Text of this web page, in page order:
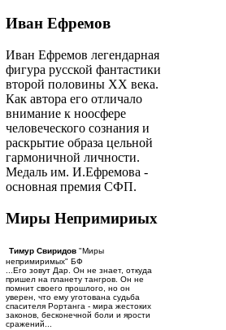
Иван Ефремов
Иван Ефремов легендарная
фигура русской фантастики
второй половины ХХ века.
Как автора его отличало
внимание к ноосфере
человеческого сознания и
раскрытие образа цельной
гармоничной личности.
Медаль им. И.Ефремова -
основная премия СФП.
Миры Непримириых
Тимур Свиридов "Миры
непримиримых" БФ
...Его зовут Дар. Он не знает, откуда
пришел на планету тангров. Он не
помнит своего прошлого, но он
уверен, что ему уготована судьба
спасителя Рортанга - мира жестоких
законов, бесконечной боли и ярости
сражений...